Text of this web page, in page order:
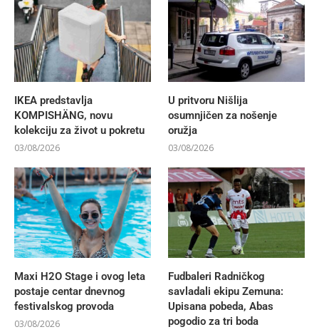
IKEA predstavlja
KOMPISHÄNG, novu
kolekciju za život u pokretu
03/08/2026
U pritvoru Nišlija
osumnjičen za nošenje
oružja
03/08/2026
Maxi H2O Stage i ovog leta
postaje centar dnevnog
festivalskog provoda
03/08/2026
Fudbaleri Radničkog
savladali ekipu Zemuna:
Upisana pobeda, Abas
pogodio za tri boda